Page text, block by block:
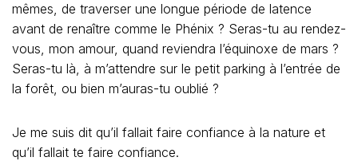
mêmes, de traverser une longue période de latence
avant de renaître comme le Phénix ? Seras-tu au rendez-
vous, mon amour, quand reviendra l’équinoxe de mars ?
Seras-tu là, à m’attendre sur le petit parking à l’entrée de
la forêt, ou bien m’auras-tu oublié ?
Je me suis dit qu’il fallait faire confiance à la nature et
qu’il fallait te faire confiance.